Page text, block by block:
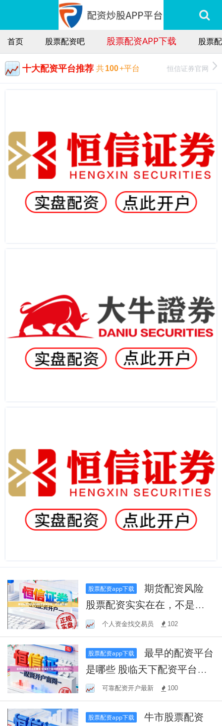
首页 股票配资吧 股票配资APP下载 股票
十大配资平台推荐 共100+平台 恒信证券官网
股票配资app下载
期货配资风险
股票配资实实在在，不是虚
拟盘!个人资金找交易员 102
股票配资app下载
最早的配资平台
是哪些 股临天下配资平台靠
谱吗？可靠配资开户最新 100
股票配资app下载
牛市股票配资